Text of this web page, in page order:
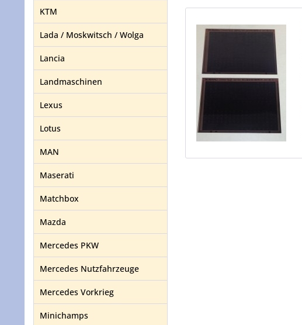
KTM
Lada / Moskwitsch / Wolga
Lancia
Landmaschinen
Lexus
Lotus
MAN
Maserati
Matchbox
Mazda
Mercedes PKW
Mercedes Nutzfahrzeuge
Mercedes Vorkrieg
Minichamps